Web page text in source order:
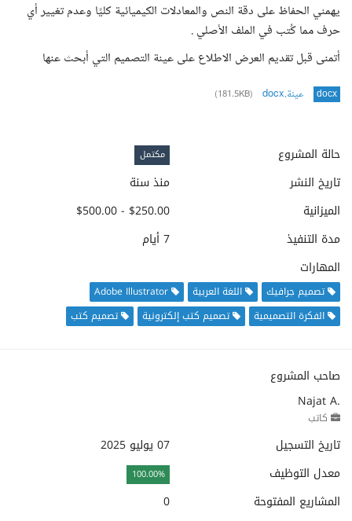
يهمني الحفاظ على دقة النص والمعادلات الكيميائية كليًا وعدم تغيير أي
حرف مما كُتب في الملف الأصلي .
أتمنى قبل تقديم العرض الاطلاع على عينة التصميم التي أبحث عنها
docx عينة.docx (181.5KB)
حالة المشروع مكتمل
تاريخ النشر
منذ سنة
الميزانية
$250.00 - $500.00
مدة التنفيذ
7 أيام
المهارات
تصميم جرافيك اللغة العربية
Adobe Illustrator
الفكرة التصميمية
تصميم كتب إلكترونية تصميم كتب
صاحب المشروع
Najat A.
كاتب
تاريخ التسجيل
07 يوليو 2025
معدل التوظيف
100.00%
المشاريع المفتوحة
0